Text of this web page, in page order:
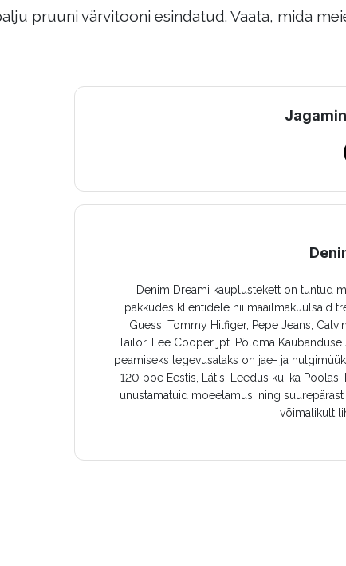
pruuni värvitooni esindatud. Vaata, mida
Denim Dreami kauplustekett on tuntud
pakkudes klientidele nii maailmakuulsaid
Guess, Tommy Hilfiger, Pepe Jeans,
Tailor, Lee Cooper jpt. Põldma
peamiseks tegevusalaks on jae- ja
120 poe Eestis, Lätis, Leedus kui ka
unustamatuid moeelamusi ning
võimalikult